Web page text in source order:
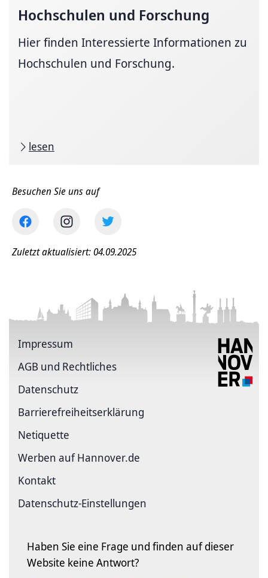
Hochschulen und Forschung
Hier finden Interessierte Informationen zu
Hochschulen und Forschung.
lesen
Besuchen Sie uns auf
Zuletzt aktualisiert: 04.09.2025
Impressum
AGB und Rechtliches
Datenschutz
Barriere­freiheits­erklärung
Netiquette
Werben auf Hannover.de
Kontakt
Datenschutz-Einstellungen
Haben Sie eine Frage und finden auf dieser
Website keine Antwort?